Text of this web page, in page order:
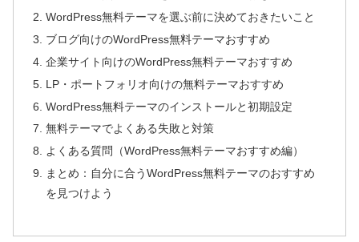
WordPress無料テーマを選ぶ前に決めておきたいこと
ブログ向けのWordPress無料テーマおすすめ
企業サイト向けのWordPress無料テーマおすすめ
LP・ポートフォリオ向けの無料テーマおすすめ
WordPress無料テーマのインストールと初期設定
無料テーマでよくある失敗と対策
よくある質問（WordPress無料テーマおすすめ編）
まとめ：自分に合うWordPress無料テーマのおすすめ
を見つけよう